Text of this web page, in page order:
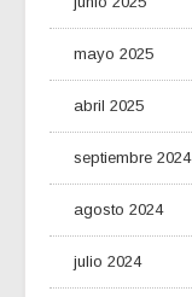
mayo 2025
abril 2025
septiembre 2024
agosto 2024
julio 2024